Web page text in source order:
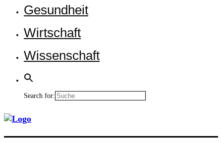
Gesund­heit
Wirt­schaft
Wis­sen­schaft
Search for: